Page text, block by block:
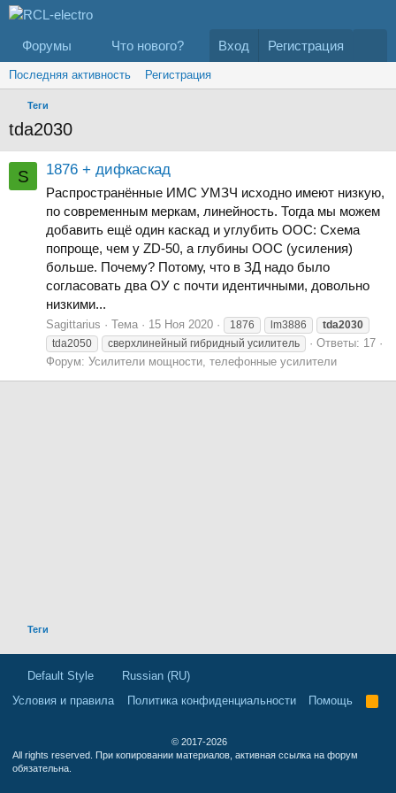
Форумы Что нового? Вход Регистрация
Последняя активность Регистрация
Теги
tda2030
S 1876 + дифкаскад
Распространённые ИМС УМЗЧ исходно имеют низкую,
по современным меркам, линейность. Тогда мы можем
добавить ещё один каскад и углубить ООС: Схема
попроще, чем у ZD-50, а глубины ООС (усиления)
больше. Почему? Потому, что в ЗД надо было
согласовать два ОУ с почти идентичными, довольно
низкими...
Sagittarius Тема 15 Ноя 2020 1876 lm3886
tda2030
tda2050
сверхлинейный гибридный усилитель
Ответы: 17
Форум: Усилители мощности, телефонные усилители
Теги
Default Style
Russian (RU)
Условия и правила
Политика конфиденциальности Помощь
R
© 2017-2026
All rights reserved. При копировании материалов, активная ссылка на форум
обязательна.